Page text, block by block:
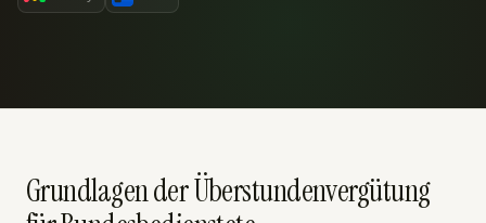
Grundlagen der Überstundenvergütung